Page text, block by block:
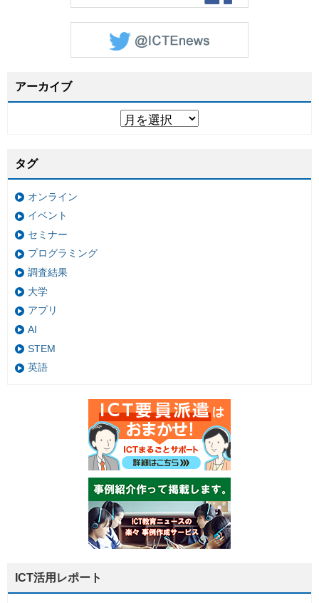
アーカイブ
タグ
オンライン
イベント
セミナー
プログラミング
調査結果
大学
アプリ
AI
STEM
英語
ICT活用レポート